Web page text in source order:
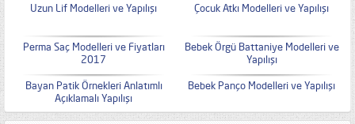
Uzun Lif Modelleri ve Yapılışı Çocuk Atkı Modelleri ve Yapılışı
Perma Saç Modelleri ve Fiyatları
2017
Bebek Örgü Battaniye Modelleri ve
Yapılışı
Bayan Patik Örnekleri Anlatımlı
Açıklamalı Yapılışı
Bebek Panço Modelleri ve Yapılışı